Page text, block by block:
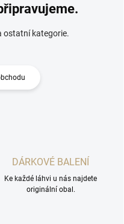
ostatní kategorie.
DÁRKOVÉ BALENÍ
Ke každé láhvi u nás najdete
originální obal.